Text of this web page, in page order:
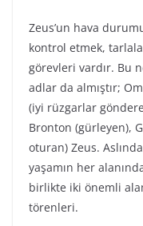
Zeus’un hava
kontrol etmek,
görevleri vardır. Bu
adlar da almıştır;
(iyi rüzgarlar
Bronton (gürleyen),
oturan) Zeus.
yaşamın her
birlikte iki önemli
törenleri.